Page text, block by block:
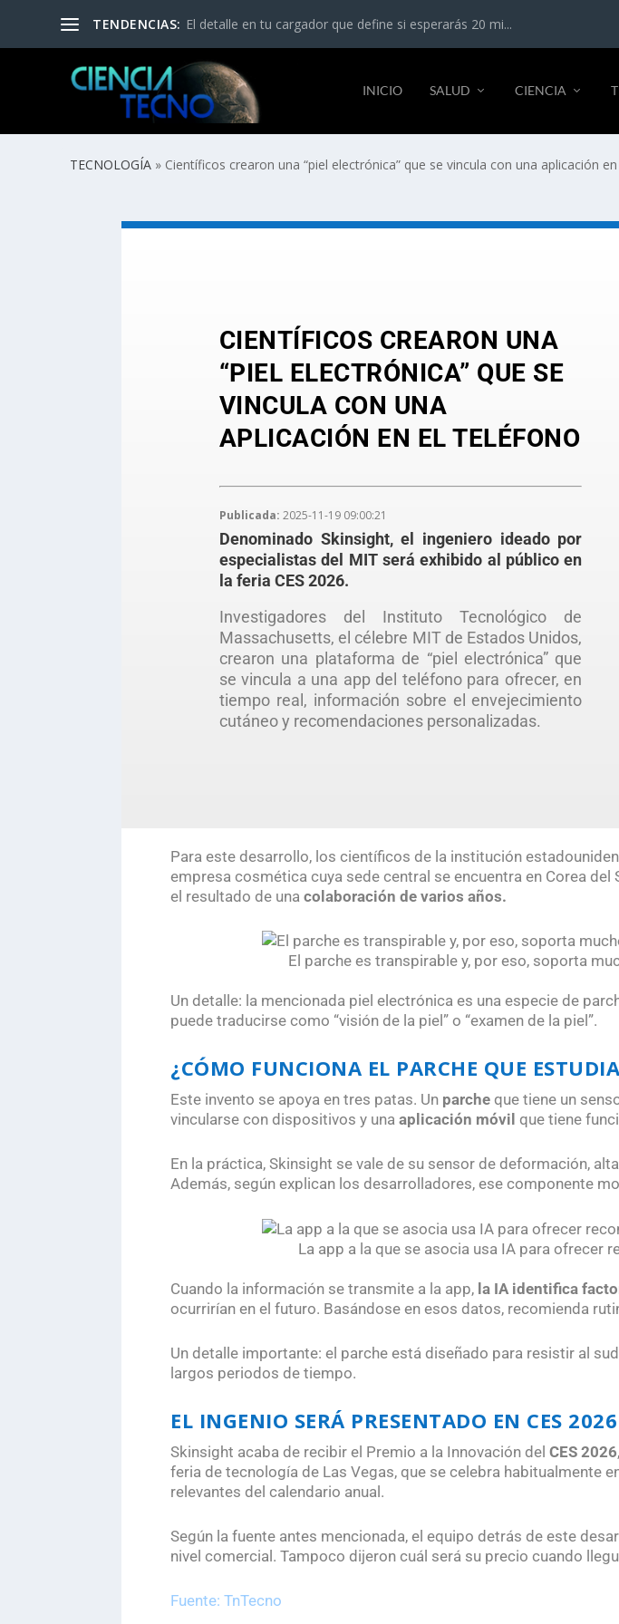
TENDENCIAS: El detalle en tu cargador que define si esperarás 20 mi...
INICIO SALUD CIENCIA
TECNOLOGÍA » Científicos crearon una “piel electrónica” que se vincula con una aplicación
CIENTÍFICOS CREARON UNA
“PIEL ELECTRÓNICA” QUE SE
VINCULA CON UNA
APLICACIÓN EN EL TELÉFONO
Publicada: 2025-11-19 09:00:21
Denominado Skinsight, el ingeniero ideado por
especialistas del MIT será exhibido al público en
la feria CES 2026.
Investigadores del Instituto Tecnológico de
Massachusetts, el célebre MIT de Estados Unidos,
crearon una plataforma de “piel electrónica” que
se vincula a una app del teléfono para ofrecer, en
tiempo real, información sobre el envejecimiento
cutáneo y recomendaciones personalizadas.
Para este desarrollo, los científicos de la institución
empresa cosmética cuya sede central se encuentra en Corea del
el resultado de una colaboración de varios años.
El parche es transpirable y, por eso, soporta
Un detalle: la mencionada piel electrónica es una especie de
puede traducirse como “visión de la piel” o “examen de la piel”.
¿CÓMO FUNCIONA EL PARCHE QUE
Este invento se apoya en tres patas. Un parcheque tiene un
vincularse con dispositivos y unaaplicación móvil que tiene
En la práctica, Skinsight se vale de su sensor de deformación,
Además, según explican los desarrolladores, ese componente
La app a la que se asocia usa IA para ofrecer
Cuando la información se transmite a la app, la IA identifica
ocurrirían en el futuro. Basándose en esos datos, recomienda
Un detalle importante: el parche está diseñado para resistir al
largos periodos de tiempo.
EL INGENIO SERÁ PRESENTADO EN CES 2026
Skinsight acaba de recibir el Premio a la Innovación del CES 2026
feria de tecnología de Las Vegas, que se celebra habitualmente
relevantes del calendario anual.
Según la fuente antes mencionada, el equipo detrás de este
nivel comercial. Tampoco dijeron cuál será su precio cuando
Fuente: TnTecno